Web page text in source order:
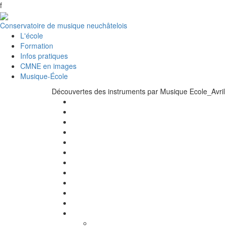
f
Conservatoire de musique neuchâtelois
L'école
Formation
Infos pratiques
CMNE en images
Musique-École
Découvertes des instruments par Musique